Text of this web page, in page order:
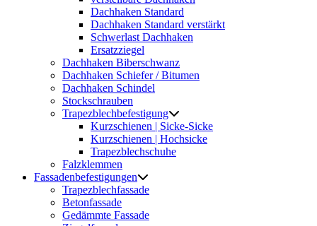
Dachhaken Standard
Dachhaken Standard verstärkt
Schwerlast Dachhaken
Ersatzziegel
Dachhaken Biberschwanz
Dachhaken Schiefer / Bitumen
Dachhaken Schindel
Stockschrauben
Trapezblechbefestigung
Kurzschienen | Sicke-Sicke
Kurzschienen | Hochsicke
Trapezblechschuhe
Falzklemmen
Fassadenbefestigungen
Trapezblechfassade
Betonfassade
Gedämmte Fassade